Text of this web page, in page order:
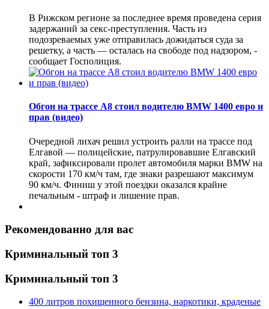
В Рижском регионе за последнее время проведена серия
задержаний за секс-преступления. Часть из
подозреваемых уже отправилась дожидаться суда за
решетку, а часть — осталась на свободе под надзором, -
сообщает Госполиция.
Обгон на трассе А8 стоил водителю BMW 1400 евро и
прав (видео)
Очередной лихач решил устроить ралли на трассе под
Елгавой — полицейские, патрулировавшие Елгавский
край, зафиксировали пролет автомобиля марки BMW на
скорости 170 км/ч там, где знаки разрешают максимум
90 км/ч. Финиш у этой поездки оказался крайне
печальным - штраф и лишение прав.
Рекомендованно для вас
Криминальный топ 3
Криминальный топ 3
400 литров похищенного бензина, наркотики, краденые